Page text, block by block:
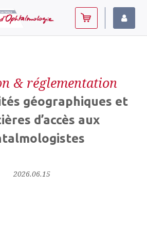
& réglementation
géographiques et
d’accès aux
2026.06.15
cookies